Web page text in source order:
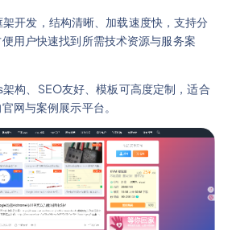
开发，结构清晰、加载速度快，支持分
用户快速找到所需技术资源与服务案
构、SEO友好、模板可高度定制，适合
网与案例展示平台。